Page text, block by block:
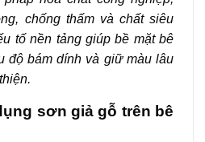
chống thấm và chất siêu
tố nền tảng giúp bề mặt bê
độ bám dính và giữ màu lâu
sơn giả gỗ trên bê